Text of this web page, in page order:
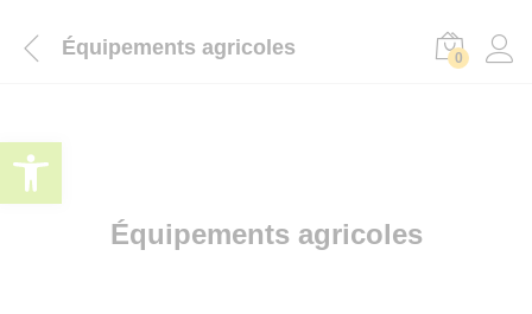
Équipements agricoles 0
Équipements agricoles
Ouvrir la barre d’outils